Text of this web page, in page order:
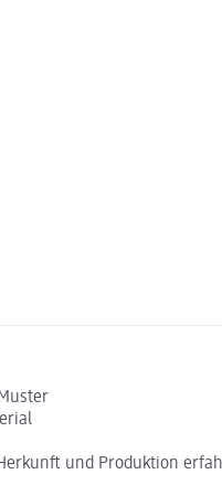
und Produktion